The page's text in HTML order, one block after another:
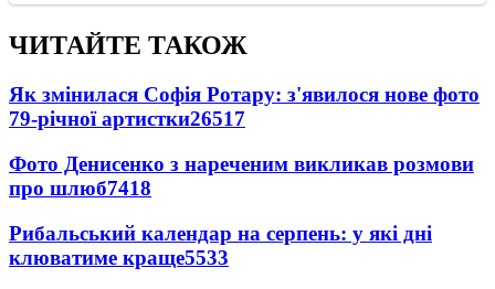
ЧИТАЙТЕ ТАКОЖ
Як змінилася Софія Ротару: з'явилося нове фото
79-річної артистки26517
Фото Денисенко з нареченим викликав розмови
про шлюб7418
Рибальський календар на серпень: у які дні
клюватиме краще5533